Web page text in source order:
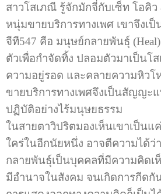
สาวโสเภณี รู้จักมักจี่กับเซ็ท โอคิ
หนุ่มขายบริการทางเพศ เขาจึงเป็
จีที547 คือ มนุษย์กลายพันธุ์
ตัวเพื่อกำจัดทิ้ง ปลอมตัวมาเป็นโ
ความอยู่รอด และคลายความหิว
ขายบริการทางเพศจึงเป็นสัญญะ
ปฏิบัติอย่างไร้มนุษยธรรม
ในสายตาวิปริตมองเห็นเขาเป็นแ
ใคร่ในอีกนัยหนึ่ง อาจตีความได้ว่
กลายพันธุ์เป็นบุคคลที่มีความคิดเ
มีอำนาจในสังคม จนเกิดการกีดกั